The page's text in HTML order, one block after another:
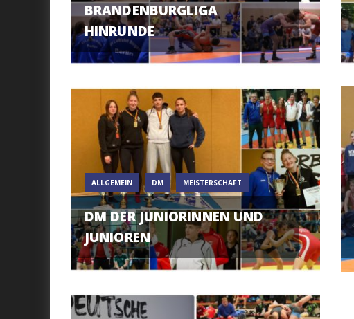
BRANDENBURGLIGA
HINRUNDE
ALLGEMEIN DM MEISTERSCHAFT
DM DER JUNIORINNEN UND
JUNIOREN